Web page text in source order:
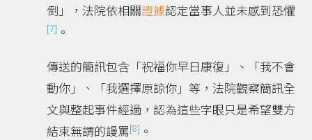
倒」，法院依相關證據認定當事人並未感到恐懼
[7] 。
傳送的簡訊包含「祝福你早日康復」、「我不會
動你」、「我選擇原諒你」等，法院觀察簡訊全
文與整起事件經過，認為這些字眼只是希望雙方
結束無謂的謾罵[8] 。